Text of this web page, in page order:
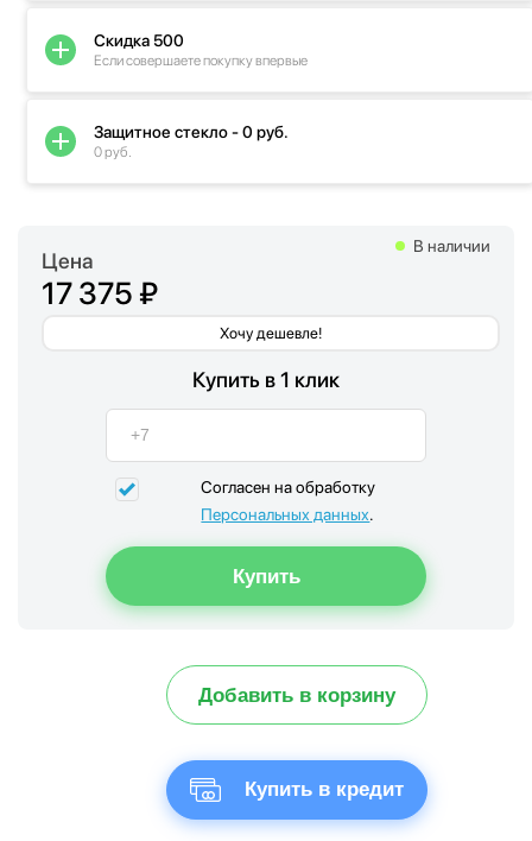
Цена
17 375 ₽
Хочу дешевле!
В наличии
Купить в 1 клик
Согласен на обработку
Персональных данных.
Добавить в корзину
Купить в кредит
Скидка 500
Если совершаете покупку впервые
Защитное стекло - 0 руб.
0 руб.